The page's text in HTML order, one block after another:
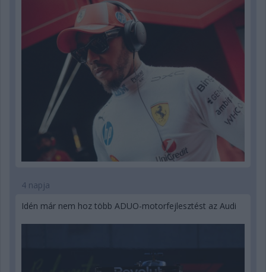
4 napja
Idén már nem hoz több ADUO-motorfejlesztést az Audi